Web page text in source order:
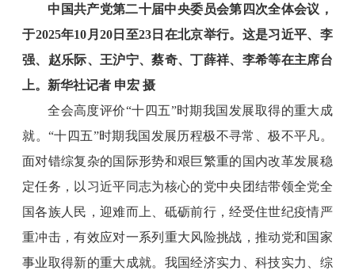
中国共产党第二十届中央委员会第四次全体会议，
于2025年10月20日至23日在北京举行。这是习近平、李
强、赵乐际、王沪宁、蔡奇、丁薛祥、李希等在主席台
上。新华社记者 申宏 摄
全会高度评价“十四五”时期我国发展取得的重大成
就。“十四五”时期我国发展历程极不寻常、极不平凡。
面对错综复杂的国际形势和艰巨繁重的国内改革发展稳
定任务，以习近平同志为核心的党中央团结带领全党全
国各族人民，迎难而上、砥砺前行，经受住世纪疫情严
重冲击，有效应对一系列重大风险挑战，推动党和国家
事业取得新的重大成就。我国经济实力、科技实力、综